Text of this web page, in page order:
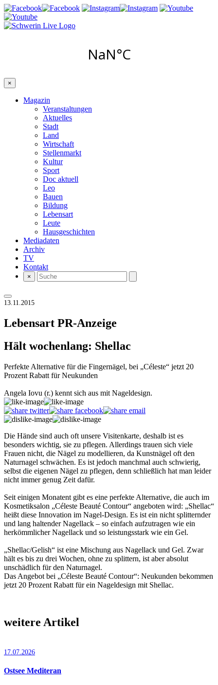
×
Magazin
Veranstaltungen
Aktuelles
Stadt
Land
Wirtschaft
Stellenmarkt
Kultur
Sport
Doc aktuell
Leo
Bauen
Bildung
Lebensart
Leute
Hausgeschichten
Mediadaten
Archiv
TV
Kontakt
×
13.11.2015
Lebensart PR-Anzeige
Hält wochenlang: Shellac
Perfekte Alternative für die Fingernägel, bei „Céleste“ jetzt 20
Prozent Rabatt für Neukunden
Angela Iovu (r.) kennt sich aus mit Nageldesign.
Die Hände sind auch oft unsere Visitenkarte, deshalb ist es
besonders wichtig, sie zu pflegen. Allerdings trauen sich viele
Frauen nicht, die Nägel zu modellieren, da Kunstnägel oft den
Naturnagel schwächen. Es ist jedoch manchmal auch schwierig,
selbst die eigenen Nägel zu pflegen, denn schließlich hat man leider
nicht immer genug Zeit dafür.
Seit einigen Monatent gibt es eine perfekte Alternative, die auch im
Kosmetiksalon „Céleste Beauté Contour“ angeboten wird: „Shellac“
heißt diese Innovation im Nagel-Design. Es ist ein nicht splitternder
und lang haltender Nagellack – so einfach aufzutragen wie ein
herkömmlicher Nagellack und so leis­tungsstark wie ein Gel.
„Shellac/Gelish“ ist eine Mischung aus Nagellack und Gel. Zwar
hält es bis zu drei Wochen, ohne zu splittern, ist aber absolut
unschädlich für den Naturnagel.
Das Angebot bei „Céleste Beauté Contour“: Neukunden bekommen
jetzt 20 Prozent Rabatt für ein Nageldesign mit Shellac.
weitere Artikel
17.07.2026
Ostsee Mediteran